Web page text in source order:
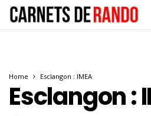
Home Esclangon : IMEA
Esclangon :